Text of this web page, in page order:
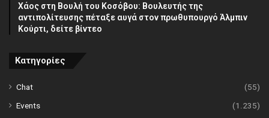
Χάος στη Βουλή του Κοσόβου: Βουλευτής της
αντιπολίτευσης πέταξε αυγά στον πρωθυπουργό Άλμπιν
Κούρτι, δείτε βίντεο
Κατηγορίες
Chat
(55)
Events
(1.235)